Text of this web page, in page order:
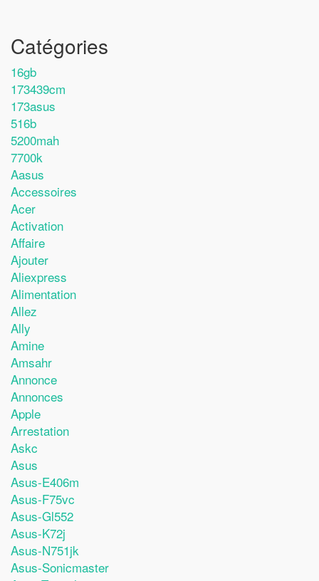
Catégories
16gb
173439cm
173asus
516b
5200mah
7700k
Aasus
Accessoires
Acer
Activation
Affaire
Ajouter
Aliexpress
Alimentation
Allez
Ally
Amine
Amsahr
Annonce
Annonces
Apple
Arrestation
Askc
Asus
Asus-E406m
Asus-F75vc
Asus-Gl552
Asus-K72j
Asus-N751jk
Asus-Sonicmaster